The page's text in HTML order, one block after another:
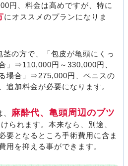
円、料金は高めですが、特に
にオススメのプランになりま
の方で、「包皮が亀頭にくっ
」⇒110,000円～330,000円、
場合」⇒275,000円、ペニスの
追加料金が必要になります。
麻酔代、亀頭周辺のブツ
られます。本来なら、別途、
要となるところ手術費用に含ま
用を抑える事ができます。